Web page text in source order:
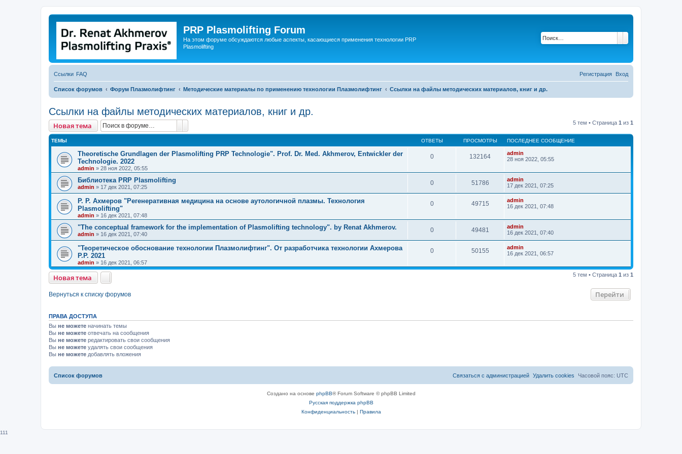
PRP Plasmolifting Forum
На этом форуме обсуждаются любые аспекты, касающиеся применения технологии PRP
Plasmolifting
Ссылки FAQ Вход
Регистрация
Список форумов Форум Плазмолифтинг Методические материалы по применению технологии Плазмолифтинг Ссылки на файлы методических материалов, книг и др.
Ссылки на файлы методических материалов, книг и др.
Новая тема 5 тем • Страница 1 из 1
ТЕМЫ ОТВЕТЫ ПРОСМОТРЫ ПОСЛЕДНЕЕ СООБЩЕНИЕ
Тheoretische Grundlagen der Plasmolifting PRP Technologie". Prof. Dr. Med. Akhmerov, Entwickler der
Technologie. 2022
admin » 28 ноя 2022, 05:55
0 132164
admin
28 ноя 2022, 05:55
Библиотека PRP Plasmolifting
admin » 17 дек 2021, 07:25
0 51786
admin
17 дек 2021, 07:25
Р. Р. Ахмеров "Регенеративная медицина на основе аутологичной плазмы. Технология
Plasmolifting"
admin » 16 дек 2021, 07:48
0 49715
admin
16 дек 2021, 07:48
"The conceptual framework for the implementation of Plasmolifting technology". by Renat Akhmerov.
admin » 16 дек 2021, 07:40
0 49481
admin
16 дек 2021, 07:40
"Теоретическое обоснование технологии Плазмолифтинг". От разработчика технологии Ахмерова
Р.Р. 2021
admin » 16 дек 2021, 06:57
0 50155
admin
16 дек 2021, 06:57
Новая тема 5 тем • Страница 1 из 1
Вернуться к списку форумов Перейти
ПРАВА ДОСТУПА
Вы не можете начинать темы
Вы не можете отвечать на сообщения
Вы не можете редактировать свои сообщения
Вы не можете удалять свои сообщения
Вы не можете добавлять вложения
Список форумов Часовой пояс: UTC
Удалить cookies
Связаться с администрацией
Создано на основе phpBB® Forum Software © phpBB Limited
Русская поддержка phpBB
Конфиденциальность| Правила
111